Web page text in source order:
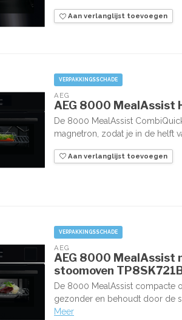
Aan verlanglijst toevoegen
VERPAKKINGSSCHADE
AEG
AEG 8000 MealAssist
De 8000 MealAssist
magnetron, zodat je in de helft
Aan verlanglijst toevoegen
VERPAKKINGSSCHADE
AEG
AEG 8000 MealAssist
stoomoven
De 8000 MealAssist compacte
gezonder en behoudt door de
Meer